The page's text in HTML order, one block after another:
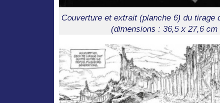
Couverture et extrait (planche 6) du tirage
(dimensions : 36,5 x 27,6